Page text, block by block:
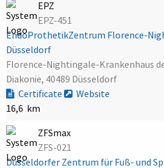
EPZ
EPZ-451
EndoProthetikZentrum Florence-
Düsseldorf
Florence-Nightingale-Krankenhaus
Diakonie, 40489 Düsseldorf
Certificate
Website
16,6 km
ZFSmax
ZFS-021
Düsseldorfer Zentrum für Fuß- und